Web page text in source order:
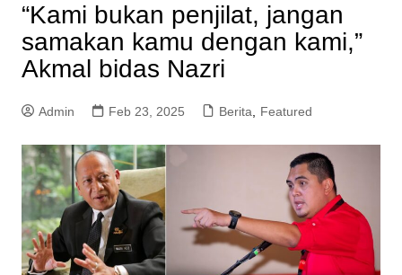
“Kami bukan penjilat, jangan
samakan kamu dengan kami,”
Akmal bidas Nazri
Admin Feb 23, 2025 Berita, Featured